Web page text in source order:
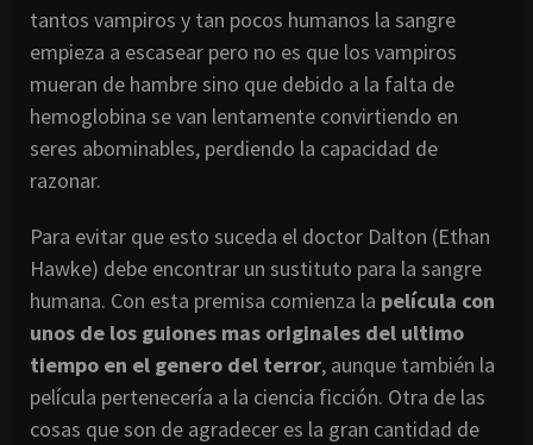
tantos vampiros y tan pocos humanos la sangre
empieza a escasear pero no es que los vampiros
mueran de hambre sino que debido a la falta de
hemoglobina se van lentamente convirtiendo en
seres abominables, perdiendo la capacidad de
razonar.
Para evitar que esto suceda el doctor Dalton (Ethan
Hawke) debe encontrar un sustituto para la sangre
humana. Con esta premisa comienza la película con
unos de los guiones mas originales del ultimo
tiempo en el genero del terror, aunque también la
película pertenecería a la ciencia ficción. Otra de las
cosas que son de agradecer es la gran cantidad de